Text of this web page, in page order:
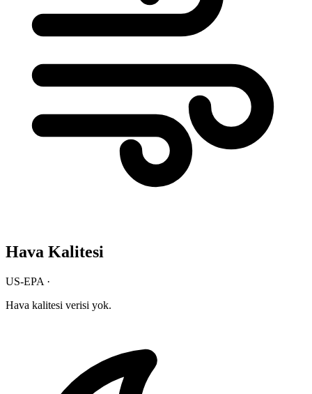
Hava Kalitesi
US-EPA ·
Hava kalitesi verisi yok.